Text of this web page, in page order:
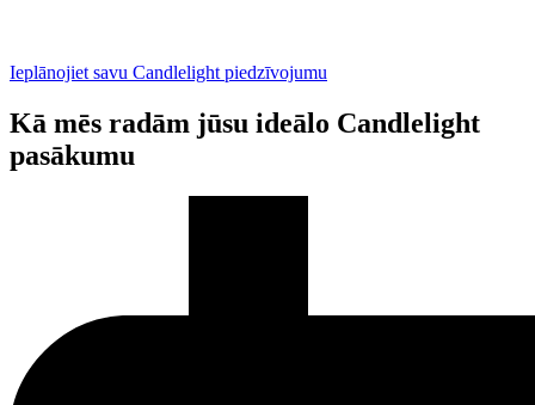
Ieplānojiet savu Candlelight piedzīvojumu
Kā mēs radām jūsu ideālo Candlelight
pasākumu